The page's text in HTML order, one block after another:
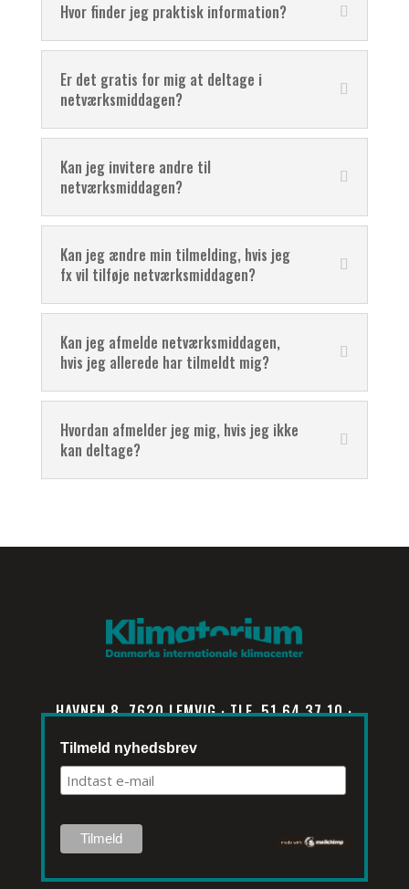
Hvor finder jeg praktisk information?
Er det gratis for mig at deltage i
netværksmiddagen?
Kan jeg invitere andre til
netværksmiddagen?
Kan jeg ændre min tilmelding, hvis jeg
fx vil tilføje netværksmiddagen?
Kan jeg afmelde netværksmiddagen,
hvis jeg allerede har tilmeldt mig?
Hvordan afmelder jeg mig, hvis jeg ikke
kan deltage?
HAVNEN 8, 7620 LEMVIG · TLF. 51 64 37 10 ·
INFO@KLIMATORIUM.DK
Tilmeld nyhedsbrev